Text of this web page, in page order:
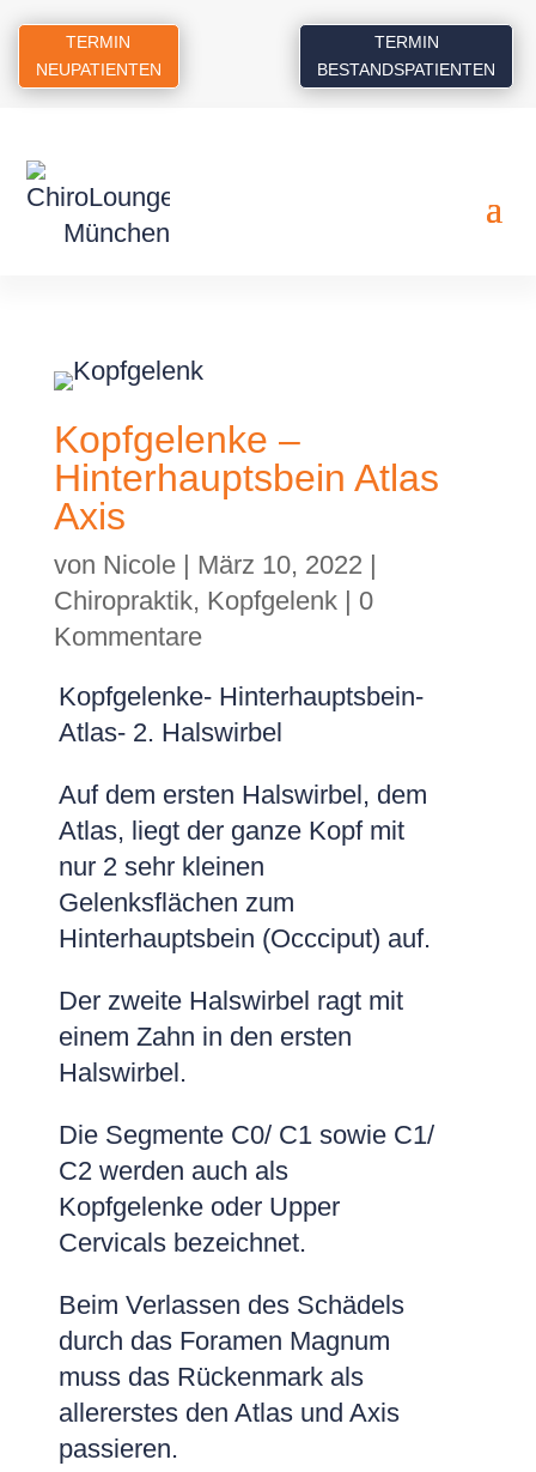
TERMIN
NEUPATIENTEN
TERMIN
BESTANDSPATIENTEN
Kopfgelenke –
Hinterhauptsbein Atlas
Axis
von Nicole| März 10, 2022 |
Chiropraktik, Kopfgelenk| 0
Kommentare
Kopfgelenke- Hinterhauptsbein-
Atlas- 2. Halswirbel
Auf dem ersten Halswirbel, dem
Atlas, liegt der ganze Kopf mit
nur 2 sehr kleinen
Gelenksflächen zum
Hinterhauptsbein (Occciput) auf.
Der zweite Halswirbel ragt mit
einem Zahn in den ersten
Halswirbel.
Die Segmente C0/ C1 sowie C1/
C2 werden auch als
Kopfgelenke oder Upper
Cervicals bezeichnet.
Beim Verlassen des Schädels
durch das Foramen Magnum
muss das Rückenmark als
allererstes den Atlas und Axis
passieren.